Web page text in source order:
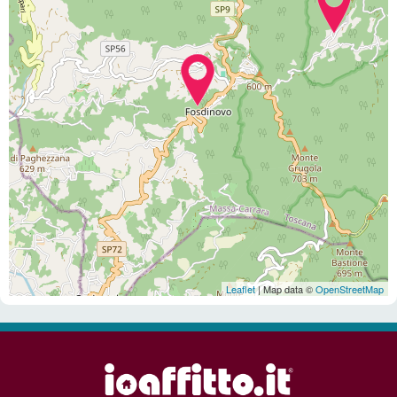
Leaflet| Map data ©OpenStreetMap